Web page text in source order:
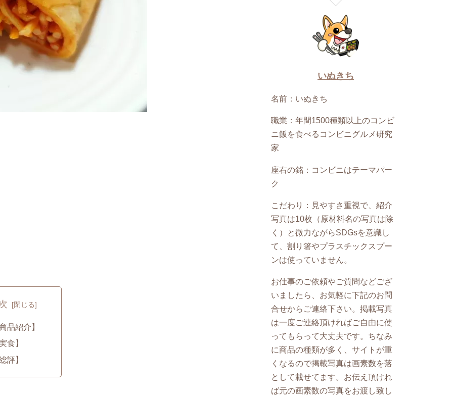
品紹介】
食】
評】
いぬきち
名前：いぬきち
職業：年間1500種類以上のコンビ
ニ飯を食べるコンビニグルメ研究
家
座右の銘：コンビニはテーマパー
ク
こだわり：見やすさ重視で、紹介
写真は10枚（原材料名の写真は除
く）と微力ながらSDGsを意識し
て、割り箸やプラスチックスプー
ンは使っていません。
お仕事のご依頼やご質問などござ
いましたら、お気軽に下記のお問
合せからご連絡下さい。掲載写真
は一度ご連絡頂ければご自由に使
ってもらって大丈夫です。ちなみ
に商品の種類が多く、サイトが重
くなるので掲載写真は画素数を落
として載せてます。お伝え頂けれ
ば元の画素数の写真をお渡し致し